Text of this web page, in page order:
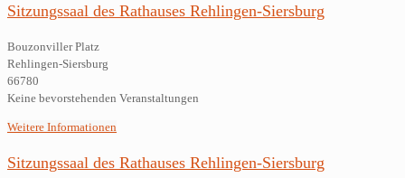
Sitzungssaal des Rathauses Rehlingen-Siersburg
Bouzonviller Platz
Rehlingen-Siersburg
66780
Keine bevorstehenden Veranstaltungen
Weitere Informationen
Sitzungssaal des Rathauses Rehlingen-Siersburg